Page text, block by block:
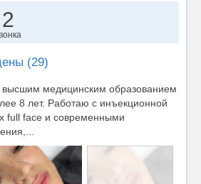
2
(29)
высшим медицинским образованием
8 лет. Работаю с инъекционной
full face и современными